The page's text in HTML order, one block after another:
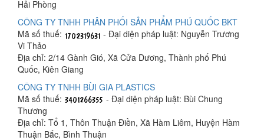
Hải Phòng
CÔNG TY TNHH PHÂN PHỐI SẢN PHẨM PHÚ QUỐC BKT
Mã số thuế:
- Đại diện pháp luật: Nguyễn Trương
Vi Thảo
Địa chỉ: 2/14 Gành Gió, Xã Cửa Dương, Thành phố Phú
Quốc, Kiên Giang
CÔNG TY TNHH BÙI GIA PLASTICS
Mã số thuế:
- Đại diện pháp luật: Bùi Chung
Thương
Địa chỉ: Tổ 1, Thôn Thuận Điền, Xã Hàm Liêm, Huyện Hàm
Thuận Bắc, Bình Thuận